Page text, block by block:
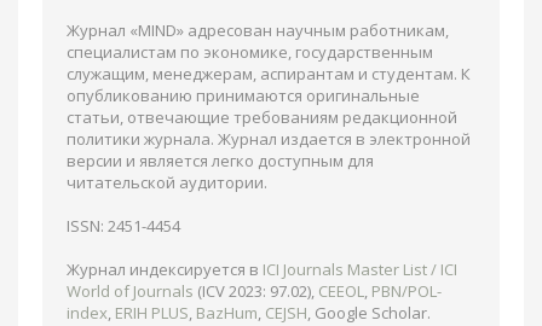
Журнал «MIND» адресован научным работникам,
специалистам по экономике, государственным
служащим, менеджерам, аспирантам и студентам. К
опубликованию принимаются оригинальные
статьи, отвечающие требованиям редакционной
политики журнала. Журнал издается в электронной
версии и является легко доступным для
читательской аудитории.
ISSN: 2451-4454
Журнал индексируется в ICI Journals Master List / ICI
World of Journals (ICV 2023: 97.02), CEEOL, PBN/POL-
index, ERIH PLUS, BazHum, CEJSH, Google Scholar.